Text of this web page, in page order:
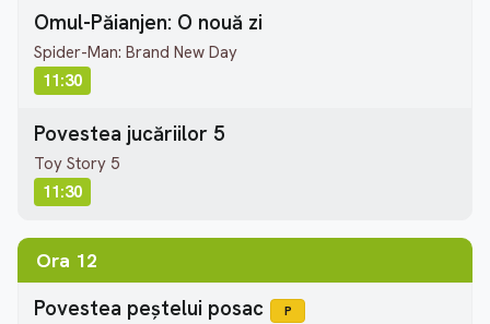
Omul-Păianjen: O nouă zi
Spider-Man: Brand New Day
11:30
Povestea jucăriilor 5
Toy Story 5
11:30
Ora 12
Povestea peștelui posac P